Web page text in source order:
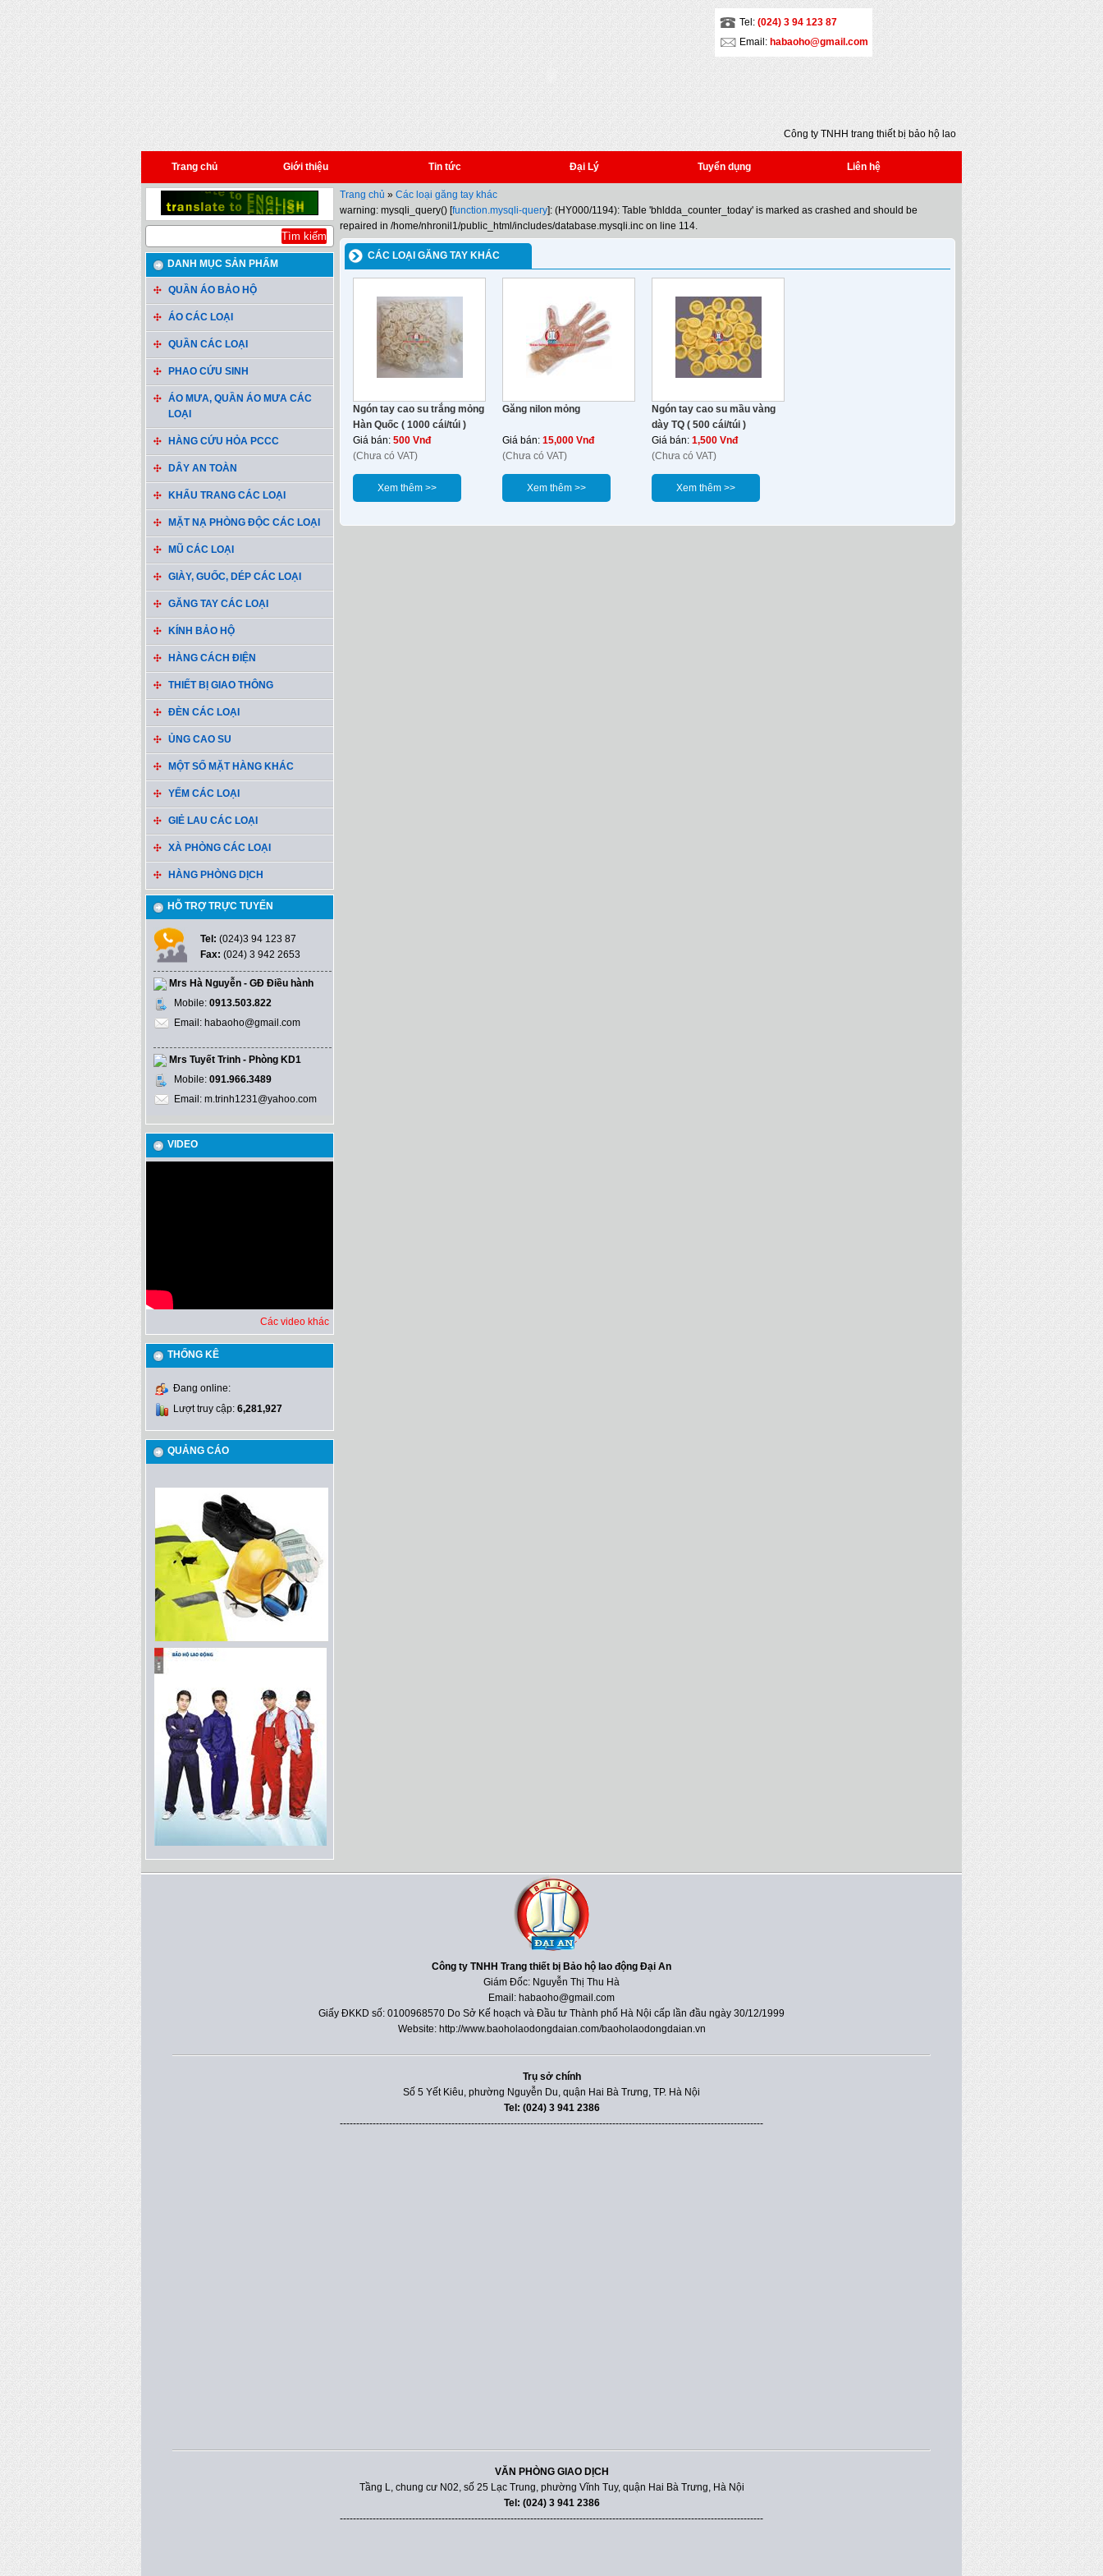
Tel: (024) 3 94 123 87
Email: habaoho@gmail.com
Công ty TNHH trang thiết bị bảo hộ lao động
Đại An - Địa chỉ: Số 5 - Yết Kiêu - Quận Hai
Bà Trưng - Hà Nội - Tel: (024) 3 941 2386 *
Fax: (024) 3 941 2386 * Email:
Trang chủ Giới thiệu Tin tức Đại Lý Tuyển dụng Liên hệ
DANH MỤC SẢN PHẨM
QUẦN ÁO BẢO HỘ
ÁO CÁC LOẠI
QUẦN CÁC LOẠI
PHAO CỨU SINH
ÁO MƯA, QUẦN ÁO MƯA CÁC
LOẠI
HÀNG CỨU HỎA PCCC
DÂY AN TOÀN
KHẨU TRANG CÁC LOẠI
MẶT NẠ PHÒNG ĐỘC CÁC LOẠI
MŨ CÁC LOẠI
GIÀY, GUỐC, DÉP CÁC LOẠI
GĂNG TAY CÁC LOẠI
KÍNH BẢO HỘ
HÀNG CÁCH ĐIỆN
THIẾT BỊ GIAO THÔNG
ĐÈN CÁC LOẠI
ỦNG CAO SU
MỘT SỐ MẶT HÀNG KHÁC
YẾM CÁC LOẠI
GIẺ LAU CÁC LOẠI
XÀ PHÒNG CÁC LOẠI
HÀNG PHÒNG DỊCH
HỖ TRỢ TRỰC TUYẾN
Tel: (024)3 94 123 87
Fax: (024) 3 942 2653
Mrs Hà Nguyễn - GĐ Điều hành
Mobile: 0913.503.822
Email: habaoho@gmail.com
Mrs Tuyết Trinh - Phòng KD1
Mobile: 091.966.3489
Email: m.trinh1231@yahoo.com
VIDEO
Các video khác
THỐNG KÊ
Đang online:
Lượt truy cập: 6,281,927
QUẢNG CÁO
Trang chủ » Các loại găng tay khác
warning: mysqli_query() [function.mysqli-query]: (HY000/1194): Table 'bhldda_counter_today' is marked as crashed and should be
repaired in /home/nhronil1/public_html/includes/database.mysqli.inc on line 114.
CÁC LOẠI GĂNG TAY KHÁC
Ngón tay cao su trắng mỏng
Hàn Quốc ( 1000 cái/túi )
Giá bán: 500 Vnđ
(Chưa có VAT)
Xem thêm >>
Găng nilon mỏng
Giá bán: 15,000 Vnđ
(Chưa có VAT)
Xem thêm >>
Ngón tay cao su mầu vàng
dày TQ ( 500 cái/túi )
Giá bán: 1,500 Vnđ
(Chưa có VAT)
Xem thêm >>
Công ty TNHH Trang thiết bị Bảo hộ lao động Đại An
Giám Đốc: Nguyễn Thị Thu Hà
Email: habaoho@gmail.com
Giấy ĐKKD số: 0100968570 Do Sở Kế hoạch và Đầu tư Thành phố Hà Nội cấp lần đầu ngày 30/12/1999
Website: http://www.baoholaodongdaian.com/baoholaodongdaian.vn
Trụ sở chính
Số 5 Yết Kiêu, phường Nguyễn Du, quận Hai Bà Trưng, TP. Hà Nội
Tel: (024) 3 941 2386
---------------------------------------------------------------------------------------------------------------------------------
VĂN PHÒNG GIAO DỊCH
Tầng L, chung cư N02, số 25 Lạc Trung, phường Vĩnh Tuy, quận Hai Bà Trưng, Hà Nội
Tel: (024) 3 941 2386
---------------------------------------------------------------------------------------------------------------------------------